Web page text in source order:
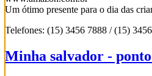
Um ótimo presente para o dia das
Telefones: (15) 3456 7888 / (15)
Minha salvador -